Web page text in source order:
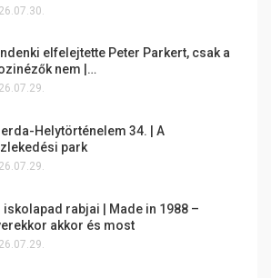
elfelejtette Peter Parkert, csak a
nem |…
Helytörténelem 34. | A
park
iskolapad rabjai | Made in 1988 –
akkor és most